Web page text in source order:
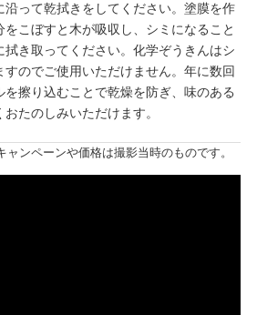
沿って乾拭きをしてください。塗膜を作
をこぼすと木が吸収し、シミになること
き取ってください。化学ぞうきんはシ
すのでご使用いただけません。年に数回
を擦り込むことで乾燥を防ぎ、味のある
たのしみいただけます。
ンペーンや価格は撮影当時のものです。